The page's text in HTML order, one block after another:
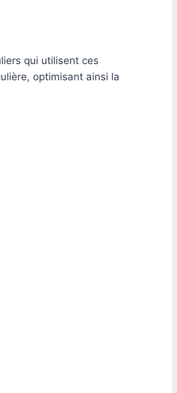
qui utilisent ces
optimisant ainsi la